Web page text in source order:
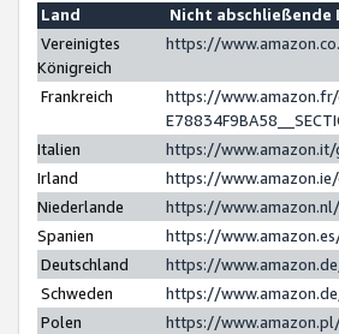
Land
Nicht abschließende
Vereinigtes
Königreich
https://
Frankreich
https://
Italien
https://
Irland
https://
Niederlande
https://
Spanien
https://
Deutschland
https://
Schweden
https://
Polen
https://